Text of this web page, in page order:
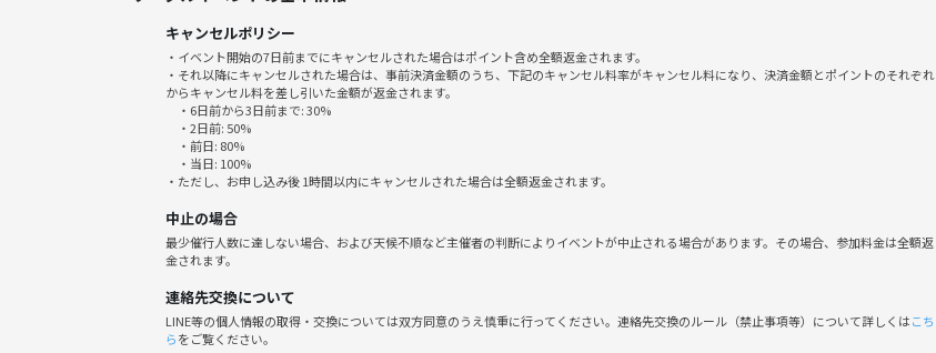
■写真ついて
⭐️皆様に安心して参加していただくため活動風景や、集合写真を、イベント掲載時や活動ブログの際に使用させて
いただきます。写真に写れない方は、配慮しますので事前にお知らせくださいください！⭐️
【⚠️注意事項⚠️】
・本サークルの目的は活動を通じて交流を図ることです。
・マルチや、ネットワークビジネス、宗教等の勧誘一切禁止（見つけた場合は退会していただきます）
・他人の迷惑になる行為禁止
・ナンパ目的での入会禁止
キャンセルポリシー
・イベント開始の7日前までにキャンセルされた場合はポイント含め全額返金されます。
・それ以降にキャンセルされた場合は、事前決済金額のうち、下記のキャンセル料率がキャンセル料になり、決済金額とポイントのそれぞれ
からキャンセル料を差し引いた金額が返金されます。
・6日前から3日前まで: 30%
・2日前: 50%
・前日: 80%
・当日: 100%
・ただし、お申し込み後 1時間以内にキャンセルされた場合は全額返金されます。
中止の場合
最少催行人数に達しない場合、および天候不順など主催者の判断によりイベントが中止される場合があります。その場合、参加料金は全額返
金されます。
連絡先交換について
LINE等の個人情報の取得・交換については双方同意のうえ慎重に行ってください。連絡先交換のルール（禁止事項等）について詳しくはこち
らをご覧ください。